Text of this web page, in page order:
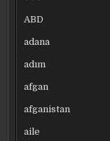
ABD
adana
adım
afgan
afganistan
aile